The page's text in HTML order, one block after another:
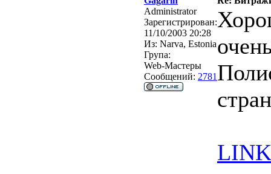
Administrator
Зарегистрирован:
11/10/2003 20:28
Из: Narva, Estonia
Група:
Web-Мастеры
Сообщений: 2781
LINK